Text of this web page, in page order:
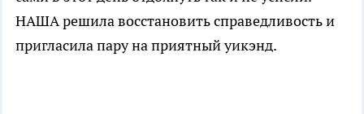
НАША решила восстановить справедливость и
пригласила пару на приятный уикэнд.